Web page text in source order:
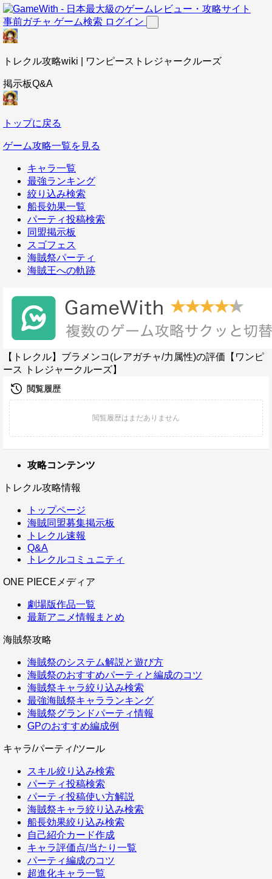
事前ガチャ ゲーム検索 ログイン
トレクル攻略wiki | ワンピーストレジャークルーズ
掲示板Q&A
トップに戻る
ゲーム攻略一覧を見る
キャラ一覧
最強ランキング
絞り込み検索
船長効果一覧
パーティ投稿検索
同盟掲示板
スゴフェス
海賊祭パーティ
海賊王への軌跡
【トレクル】ブラメンコ(レアガチャ/力属性)の評価【ワンピ
ース トレジャークルーズ】
攻略コンテンツ
トレクル攻略情報
トップページ
海賊同盟募集掲示板
トレクル速報
Q&A
トレクルコミュニティ
ONE PIECEメディア
劇場版作品一覧
最新アニメ情報まとめ
海賊祭攻略
海賊祭のシステム解説と遊び方
海賊祭のおすすめパーティと編成のコツ
海賊祭キャラ絞り込み検索
最強海賊祭キャラランキング
海賊祭グランドパーティ情報
GPのおすすめ編成例
キャラ/パーティ/ツール
スキル絞り込み検索
パーティ投稿検索
パーティ投稿使い方解説
海賊祭キャラ絞り込み検索
船長効果絞り込み検索
自己紹介カード作成
キャラ評価点/当たり一覧
パーティ編成のコツ
超進化キャラ一覧